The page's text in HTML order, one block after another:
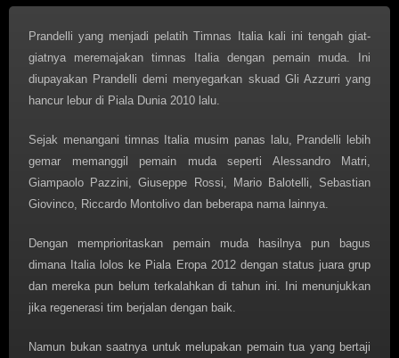
Prandelli yang menjadi pelatih Timnas Italia kali ini tengah giat-
giatnya meremajakan timnas Italia dengan pemain muda. Ini
diupayakan Prandelli demi menyegarkan skuad Gli Azzurri yang
hancur lebur di Piala Dunia 2010 lalu.
Sejak menangani timnas Italia musim panas lalu, Prandelli lebih
gemar memanggil pemain muda seperti Alessandro Matri,
Giampaolo Pazzini, Giuseppe Rossi, Mario Balotelli, Sebastian
Giovinco, Riccardo Montolivo dan beberapa nama lainnya.
Dengan memprioritaskan pemain muda hasilnya pun bagus
dimana Italia lolos ke Piala Eropa 2012 dengan status juara grup
dan mereka pun belum terkalahkan di tahun ini. Ini menunjukkan
jika regenerasi tim berjalan dengan baik.
Namun bukan saatnya untuk melupakan pemain tua yang bertaji